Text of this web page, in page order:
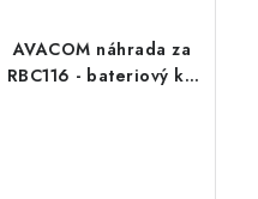
AVACOM náhrada za
RBC116 - bateriový kit